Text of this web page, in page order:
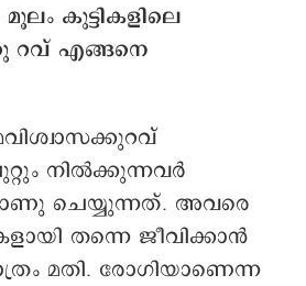
കുട്ടികളിലെ
റവ് എങ്ങനെ
നിൽക്കുന്നവർ
ചെയ്യുന്നത്. അവരെ
തന്നെ ജീവിക്കാൻ
മതി. രോഗിയാണെന്ന